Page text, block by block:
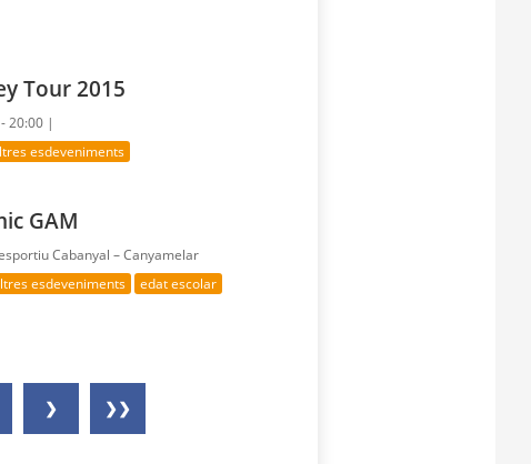
Tour 2015
20:00 |
esdeveniments
GAM
Cabanyal – Canyamelar
esdeveniments edat escolar
❯ ❯❯